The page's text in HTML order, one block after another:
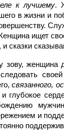
к лучшему.
в жизни и
ищет
сказки
зову, женщина
связанного,
и глубокое
и